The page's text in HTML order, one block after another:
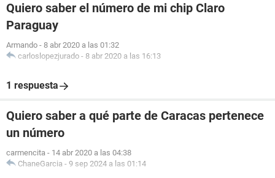
Quiero saber el número de mi chip Claro
Paraguay
Armando - 8 abr 2020 a las 01:32
carloslopezjurado - 8 abr 2020 a las 16:13
1 respuesta
Quiero saber a qué parte de Caracas pertenece
un número
carmencita - 14 abr 2020 a las 04:38
ChaneGarcia - 9 sep 2024 a las 01:14